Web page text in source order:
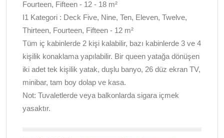
Fourteen, Fifteen - 12 - 18 m²
I1 Kategori : Deck Five, Nine, Ten, Eleven, Twelve,
Thirteen, Fourteen, Fifteen - 12 m²
Tüm iç kabinlerde 2 kişi kalabilir, bazı kabinlerde 3 ve 4
kişilik konaklama yapılabilir. Bir queen yatağa dönüşen
iki adet tek kişilik yatak, duşlu banyo, 26 düz ekran TV,
minibar, tam boy dolap ve kasa.
Not: Tuvaletlerde veya balkonlarda sigara içmek
yasaktır.